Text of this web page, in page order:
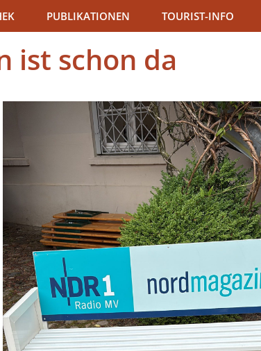
PUBLIKATIONEN TOURIST-INFO
ist schon da